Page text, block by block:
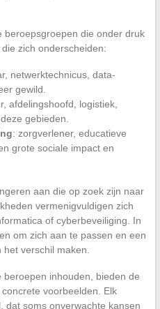
beroepsgroepen die onder druk
zich onderscheiden:
netwerktechnicus, data-
gewild.
afdelingshoofd, logistiek,
gebieden.
: zorgverlener, educatieve
grote sociale impact en
aan die op zoek zijn naar
vermenigvuldigen zich
of cyberbeveiliging. In
om zich aan te passen en een
verschil maken.
inhouden, bieden de
voorbeelden. Elk
dat soms onverwachte kansen